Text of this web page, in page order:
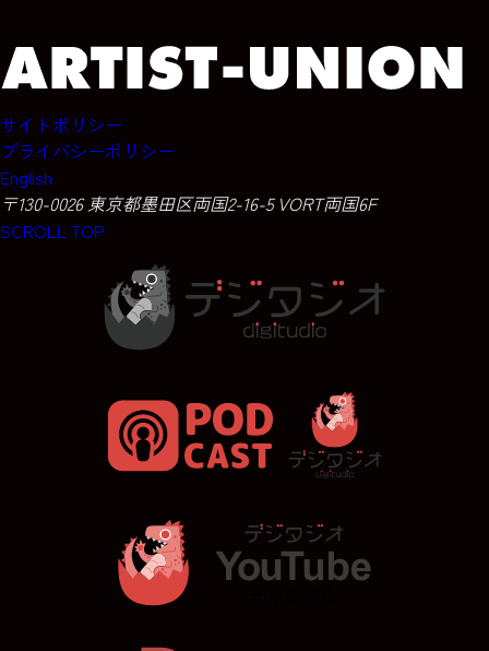
サイトポリシー
プライバシーポリシー
English
〒130-0026 東京都墨田区両国2-16-5 VORT両国6F
SCROLL TOP